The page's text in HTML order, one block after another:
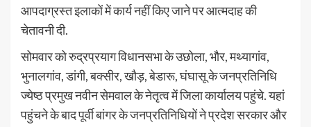
आपदाग्रस्त इलाकों में कार्य नहीं किए जाने पर आत्मदाह की
चेतावनी दी.
सोमवार को रुद्रप्रयाग विधानसभा के उछोला, भौर, मथ्यागांव,
भुनालगांव, डांगी, बक्सीर, खौड़, बेडारू, घंघासू के जनप्रतिनिधि
ज्येष्ठ प्रमुख नवीन सेमवाल के नेतृत्व में जिला कार्यालय पहुंचे. यहां
पहुंचने के बाद पूर्वी बांगर के जनप्रतिनिधियों ने प्रदेश सरकार और